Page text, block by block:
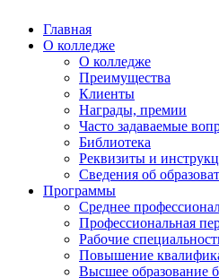
Главная
О колледже
О колледже
Преимущества
Клиенты
Награды, премии
Часто задаваемые
Библиотека
Реквизиты и
Сведения об
Программы
Среднее
Профессиональная
Рабочие
Повышение
Высшее образование